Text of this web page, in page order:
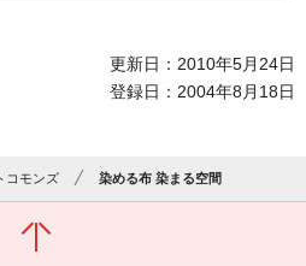
更新日：2010年5月24日
登録日：2004年8月18日
コモンズ 染める布 染まる空間